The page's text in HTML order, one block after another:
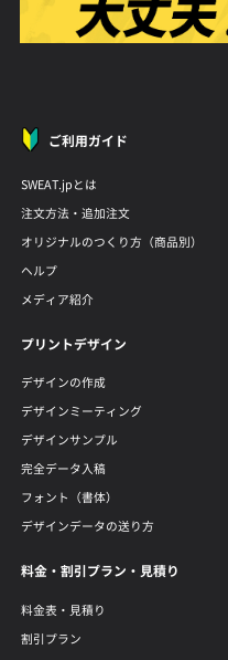
ご利用ガイド
SWEAT.jpとは
注文方法・追加注文
オリジナルのつくり方（商品別）
ヘルプ
メディア紹介
プリントデザイン
デザインの作成
デザインミーティング
デザインサンプル
完全データ入稿
フォント（書体）
デザインデータの送り方
料金・割引プラン・見積り
料金表・見積り
割引プラン